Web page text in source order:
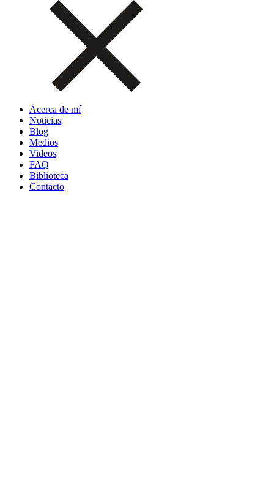
Acerca de mí
Noticias
Blog
Medios
Videos
FAQ
Biblioteca
Contacto